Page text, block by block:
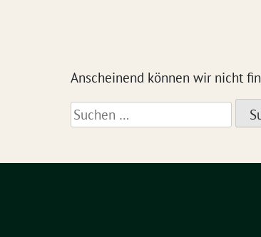
Anscheinend können wir nicht
Suchen
nach: